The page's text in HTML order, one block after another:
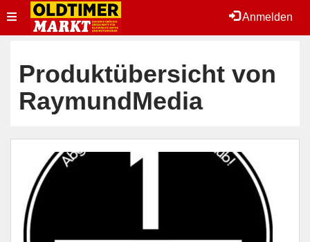
Anmelden
Toggle
Produktübersicht von
RaymundMedia